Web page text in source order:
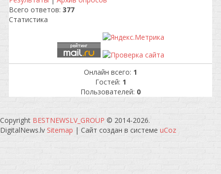
Всего ответов: 377
Статистика
Онлайн всего: 1
Гостей: 1
Пользователей: 0
Copyright BESTNEWSLV_GROUP © 2014-2026.
DigitalNews.lv Sitemap | Сайт создан в системе uCoz